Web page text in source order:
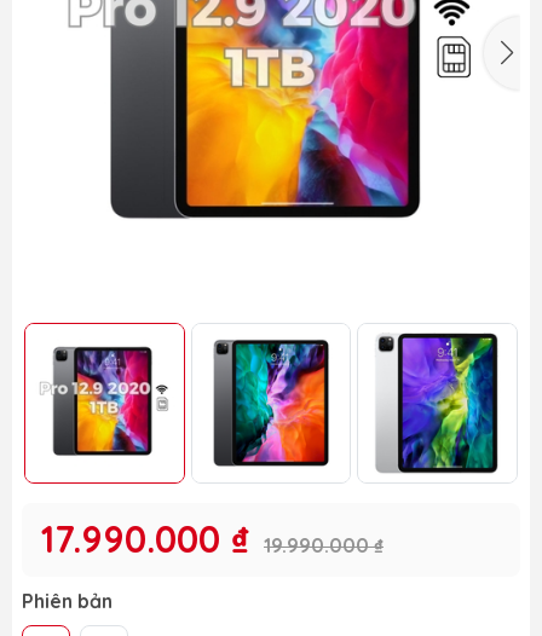
17.990.000 ₫ 19.990.000 ₫
Phiên bản